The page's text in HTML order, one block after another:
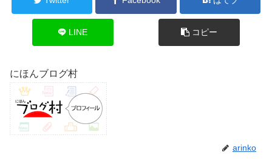
LINE コピー
にほんブログ村
arinko